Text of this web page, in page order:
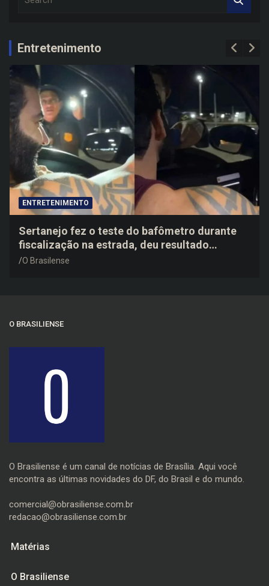
c
h
Entretenimento
ENTRETENIMENTO
Sertanejo fez o teste do bafômetro durante
fiscalização na estrada, deu resultado
negativo e elogiou o trabalho dos agentes de
O Brasilense
O BRASILIENSE
O Brasiliense é um canal de notícias de Brasília. Aqui você
encontra as últimas novidades do DF, do Brasil e do mundo.
comercial@obrasiliense.com.br
redacao@obrasiliense.com.br
Matérias
O Brasiliense